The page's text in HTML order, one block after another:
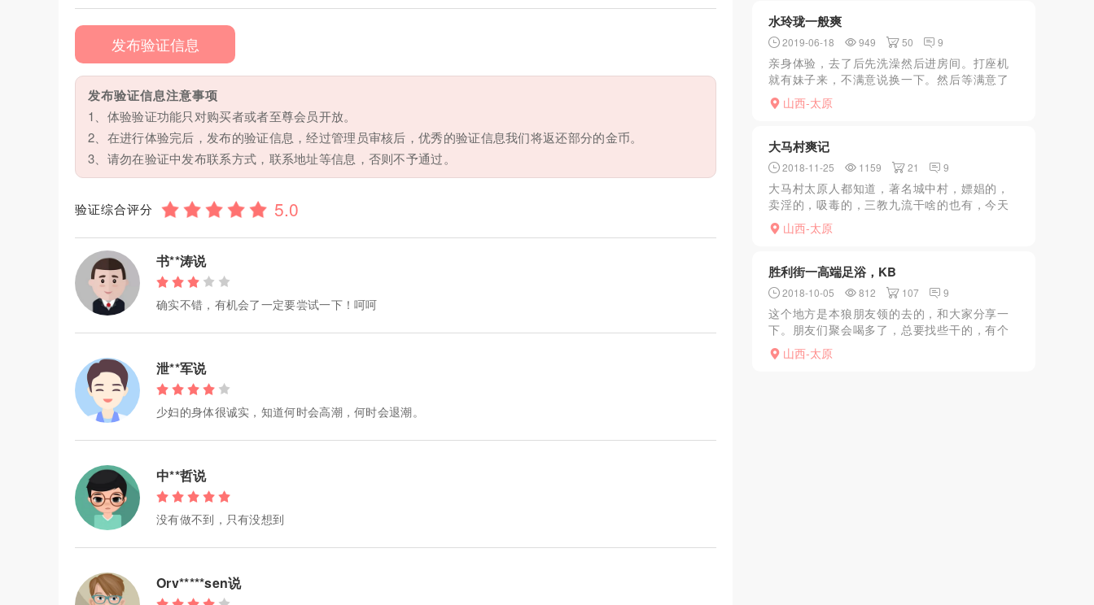
发布验证信息
发布验证信息注意事项
1、体验验证功能只对购买者或者至尊会员开放。
2、在进行体验完后，发布的验证信息，经过管理员审核后，优秀的验证信息我们将返还部分的金币。
3、请勿在验证中发布联系方式，联系地址等信息，否则不予通过。
验证综合评分
书**涛说
确实不错，有机会了一定要尝试一下！呵呵
泄**军说
少妇的身体很诚实，知道何时会高潮，何时会退潮。
中**哲说
没有做不到，只有没想到
Orv*****sen说
水玲珑一般爽
2019-06-18 949 50 9
亲身体验，去了后先洗澡然后进房间。打座机
就有妹子来，不满意说换一下。然后等满意了
就说关门。装修后涨价了，给你做一些项目。
这个数可以谈，我跟一XJ谈了谈，600就做了
山西-太原
大马村爽记
2018-11-25 1159 21 9
大马村太原人都知道，著名城中村，嫖娼的，
卖淫的，吸毒的，三教九流干啥的也有，今天
就说说大马村的小姐们，大马村历史悠久，现
在的小姐大部分都是当年杨家煲和殷家堡拆了
山西-太原
胜利街一高端足浴，KB
2018-10-05 812 107 9
这个地方是本狼朋友领的去的，和大家分享一
下。朋友们聚会喝多了，总要找些干的，有个
爱玩的朋友就介绍说这里好，说是比云裳啦玉
指都好，可以去试试，本狼就跟上去了。具体
山西-太原